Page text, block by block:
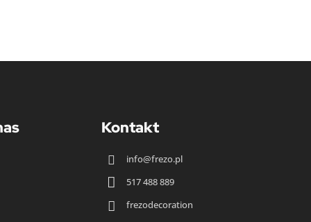
Kontakt
info@frezo.pl
517 488 889
frezodecoration


